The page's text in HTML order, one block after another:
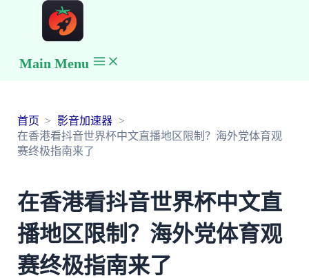
Main Menu
首页
影音加速器
在香港看抖音世界杯中文直播地区限制？海外党体育观
赛终极指南来了
在香港看抖音世界杯中文直
播地区限制？海外党体育观
赛终极指南来了